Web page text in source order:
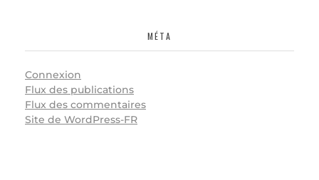
MÉTA
Connexion
Flux des publications
Flux des commentaires
Site de WordPress-FR